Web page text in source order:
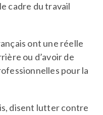
cadre du travail
ont une réelle
ou d’avoir de
pour la
disent lutter contre